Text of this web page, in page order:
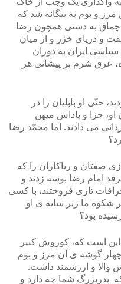
مرز و بوم به بیگانه شد که
چماق به دستی همچون رضا
و دریای خزر و از میان
ایران به دوران
عرق شرم بر پیشانی هر
حتّی او بابلیان را در
او، جزا و پاداش میهن
می دادند. اما محمّد رضا
صفتان و ریاکاران را که
امام رضا بوسه زدند و
تازی فروختند، با کسی
شکوه ما زیر سایه ی او
بود؟
این است که، کوروش کبیر
چهار گوشه ی آن مرز و بوم
والا و ارزشمند داشت.
پدربزرگ شما چه دارد و